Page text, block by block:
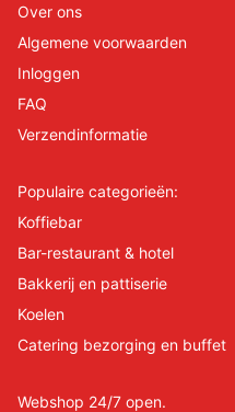
Over ons
Algemene voorwaarden
Inloggen
FAQ
Verzendinformatie
Populaire categorieën:
Koffiebar
Bar-restaurant & hotel
Bakkerij en pattiserie
Koelen
Catering bezorging en buffet
Webshop 24/7 open.